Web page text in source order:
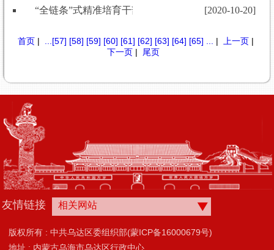
“全链条”式精准培育干部 [2020-10-20]
首页| [57] [58] [59] [60] [61] [62] [63] [64] [65] | 上一页|
下一页| 尾页
友情链接 相关网站
版权所有 : 中共乌达区委组织部(蒙ICP备16000679号)
地址 : 内蒙古乌海市乌达区行政中心